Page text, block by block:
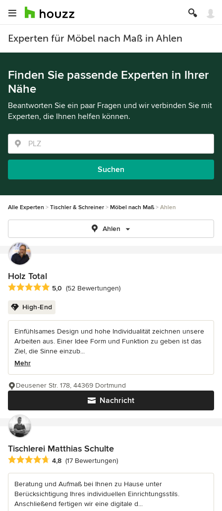
Experten für Möbel nach Maß in Ahlen
Finden Sie passende Experten in Ihrer
Nähe
Beantworten Sie ein paar Fragen und wir verbinden Sie mit
Experten, die Ihnen helfen können.
Suchen
Alle Experten Tischler & Schreiner Möbel nach Maß Ahlen
Ahlen
Holz Total
Durchschnittliche Bewertung: 5 von 5 Sternen
5,0 (52 Bewertungen)
High-End
Einfühlsames Design und hohe Individualität zeichnen unsere
Arbeiten aus. Einer Idee Form und Funktion zu geben ist das
Ziel, die Sinne einzub...
Mehr
Nachricht
Deusener Str. 178, 44369 Dortmund
Tischlerei Matthias Schulte
Durchschnittliche Bewertung: 4.8 von 5 Sternen
4,8 (17 Bewertungen)
Beratung und Aufmaß bei Ihnen zu Hause unter
Berücksichtigung Ihres individuellen Einrichtungsstils.
Anschließend fertigen wir eine digitale d...